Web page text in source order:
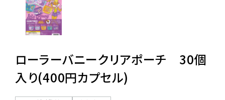
06-6282-7659
ローラーバニークリアポーチ 30個
入り(400円カプセル)